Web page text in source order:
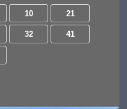
10 21
32 41